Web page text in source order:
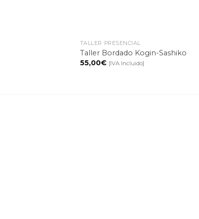
TALLER PRESENCIAL
Taller Bordado Kogin-Sashiko
55,00€ [IVA Incluido]